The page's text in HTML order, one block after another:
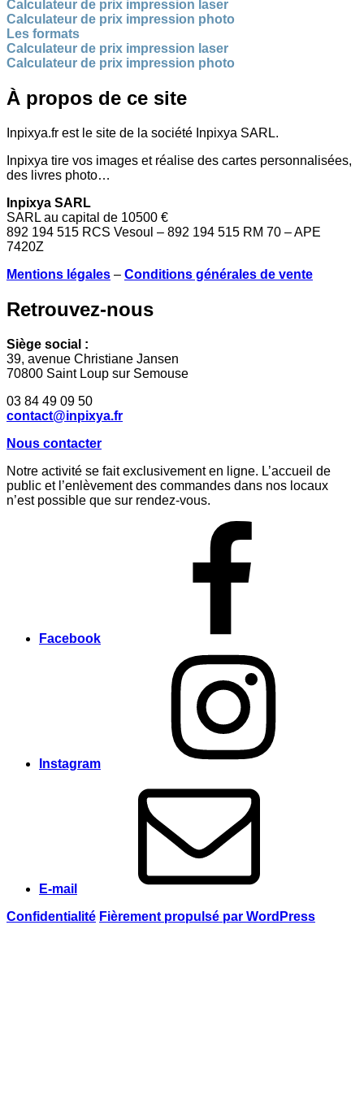
Calculateur de prix impression laser
Calculateur de prix impression photo
Les formats
Calculateur de prix impression laser
Calculateur de prix impression photo
À propos de ce site
Inpixya.fr est le site de la société Inpixya SARL.
Inpixya tire vos images et réalise des cartes personnalisées,
des livres photo…
Inpixya SARL
SARL au capital de 10500 €
892 194 515 RCS Vesoul – 892 194 515 RM 70 – APE
7420Z
Mentions légales – Conditions générales de vente
Retrouvez-nous
Siège social :
39, avenue Christiane Jansen
70800 Saint Loup sur Semouse
03 84 49 09 50
contact@inpixya.fr
Nous contacter
Notre activité se fait exclusivement en ligne. L’accueil de
public et l’enlèvement des commandes dans nos locaux
n’est possible que sur rendez-vous.
Facebook
Instagram
E-mail
Confidentialité Fièrement propulsé par WordPress